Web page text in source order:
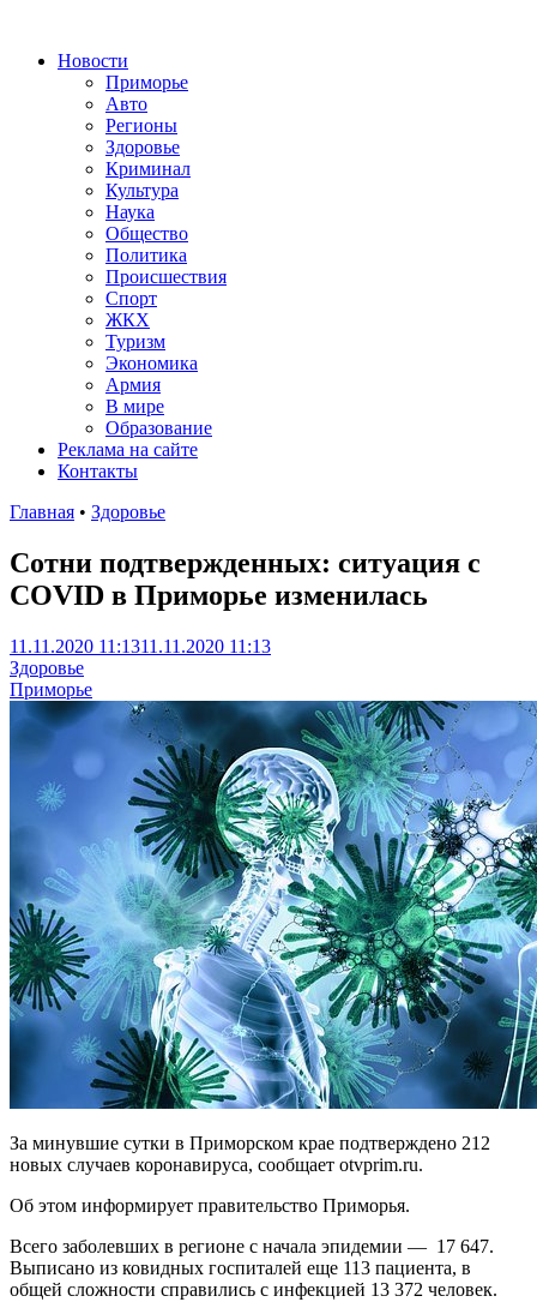
Новости
Приморье
Авто
Регионы
Здоровье
Криминал
Культура
Наука
Общество
Политика
Происшествия
Спорт
ЖКХ
Туризм
Экономика
Армия
В мире
Образование
Реклама на сайте
Контакты
Главная • Здоровье
Сотни подтвержденных: ситуация с
COVID в Приморье изменилась
11.11.2020 11:1311.11.2020 11:13
Здоровье
Приморье
За минувшие сутки в Приморском крае подтверждено 212
новых случаев коронавируса, сообщает otvprim.ru.
Об этом информирует правительство Приморья.
Всего заболевших в регионе с начала эпидемии — 17 647.
Выписано из ковидных госпиталей еще 113 пациента, в
общей сложности справились с инфекцией 13 372 человек.